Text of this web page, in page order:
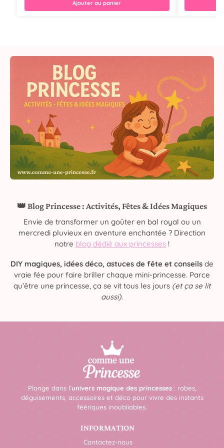
Ajouter au panier
👑 Blog Princesse : Activités, Fêtes & Idées Magiques
Envie de transformer un goûter en bal royal ou un
mercredi pluvieux en aventure enchantée ? Direction
notre blog dédié aux princesses !
DIY magiques, idées déco, astuces de fête et conseils de
vraie fée pour faire briller chaque mini-princesse. Parce
qu’être une princesse, ça se vit tous les jours (et ça se lit
aussi).
Plonge dans l’univers magique des princesses: robes,
déguisements, accessoires et déco pour vivre des instants
féériques inoubliables.
INFORMATION
Contactez-nous